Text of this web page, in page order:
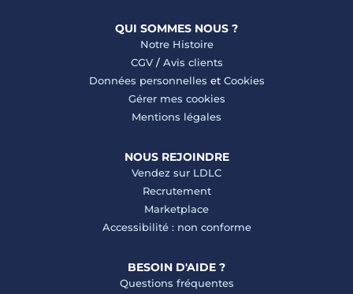
QUI SOMMES NOUS ?
Notre Histoire
CGV/ Avis clients
Données personnelles et Cookies
Gérer mes cookies
Mentions légales
NOUS REJOINDRE
Vendez sur LDLC
Recrutement
Marketplace
Accessibilité : non conforme
BESOIN D'AIDE ?
Questions fréquentes